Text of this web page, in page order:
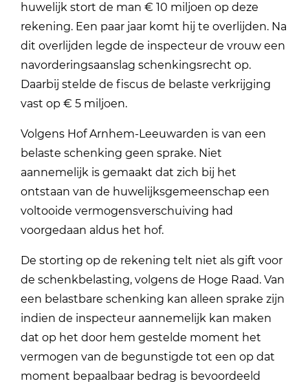
huwelijk stort de man € 10 miljoen op deze
rekening. Een paar jaar komt hij te overlijden. Na
dit overlijden legde de inspecteur de vrouw een
navorderingsaanslag schenkingsrecht op.
Daarbij stelde de fiscus de belaste verkrijging
vast op € 5 miljoen.
Volgens Hof Arnhem-Leeuwarden is van een
belaste schenking geen sprake. Niet
aannemelijk is gemaakt dat zich bij het
ontstaan van de huwelijksgemeenschap een
voltooide vermogensverschuiving had
voorgedaan aldus het hof.
De storting op de rekening telt niet als gift voor
de schenkbelasting, volgens de Hoge Raad. Van
een belastbare schenking kan alleen sprake zijn
indien de inspecteur aannemelijk kan maken
dat op het door hem gestelde moment het
vermogen van de begunstigde tot een op dat
moment bepaalbaar bedrag is bevoordeeld